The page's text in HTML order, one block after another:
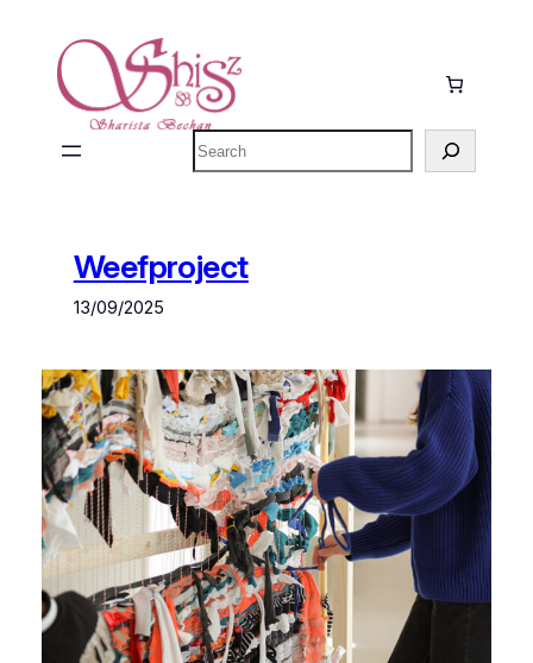
Zoeken
Weefproject
13/09/2025